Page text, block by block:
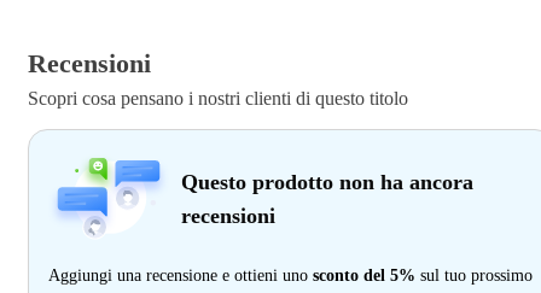
Recensioni
Scopri cosa pensano i nostri clienti di questo titolo
Questo prodotto non ha ancora
recensioni
Aggiungi una recensione e ottieni uno sconto del 5% sul tuo prossimo